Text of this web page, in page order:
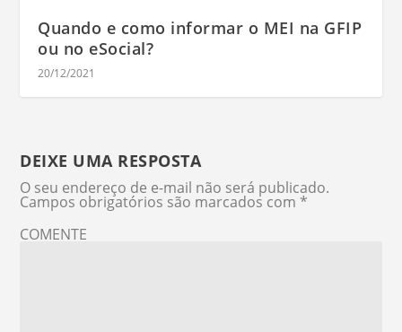
Quando e como informar o MEI na GFIP
ou no eSocial?
20/12/2021
DEIXE UMA RESPOSTA
O seu endereço de e-mail não será publicado.
Campos obrigatórios são marcados com *
COMENTE